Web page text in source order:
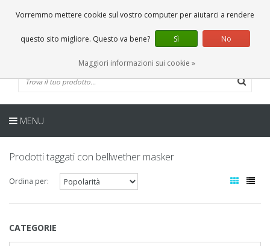
0 Articoli
IT
MENU
Prodotti taggati con bellwether masker
Ordina per:
CATEGORIE
Vorremmo mettere cookie sul vostro computer per aiutarci a rendere
questo sito migliore. Questo va bene? Sì No
Maggiori informazioni sui cookie »